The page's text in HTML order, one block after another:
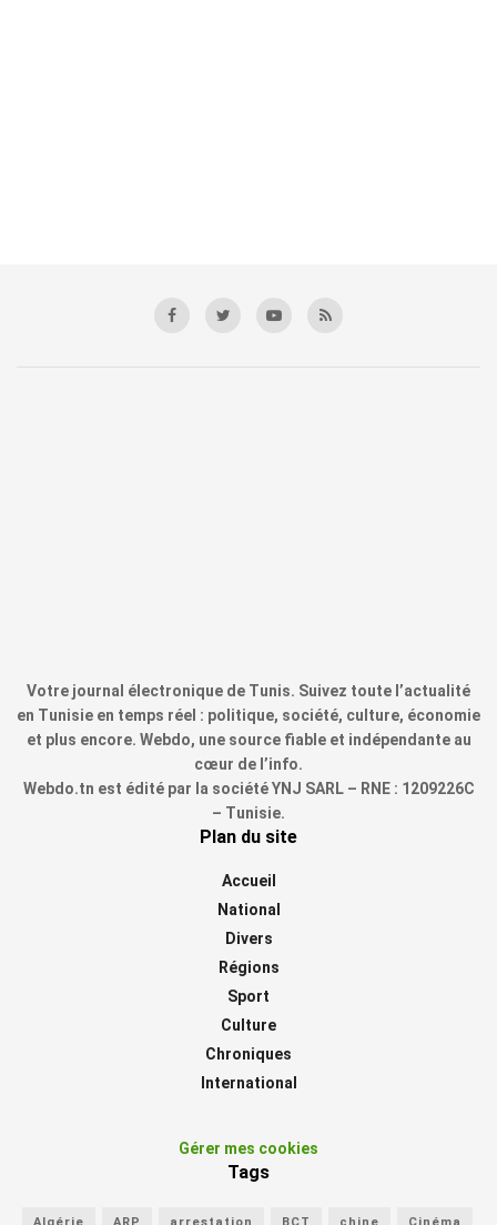
Votre journal électronique de Tunis. Suivez toute l’actualité
en Tunisie en temps réel : politique, société, culture, économie
et plus encore. Webdo, une source fiable et indépendante au
cœur de l’info.
Webdo.tn est édité par la société YNJ SARL – RNE : 1209226C
– Tunisie.
Plan du site
Accueil
National
Divers
Régions
Sport
Culture
Chroniques
International
Gérer mes cookies
Tags
Algérie ARP arrestation BCT chine Cinéma